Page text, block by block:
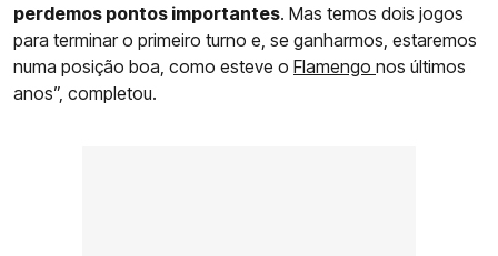
perdemos pontos importantes. Mas temos dois jogos
para terminar o primeiro turno e, se ganharmos, estaremos
numa posição boa, como esteve o Flamengo nos últimos
anos”, completou.